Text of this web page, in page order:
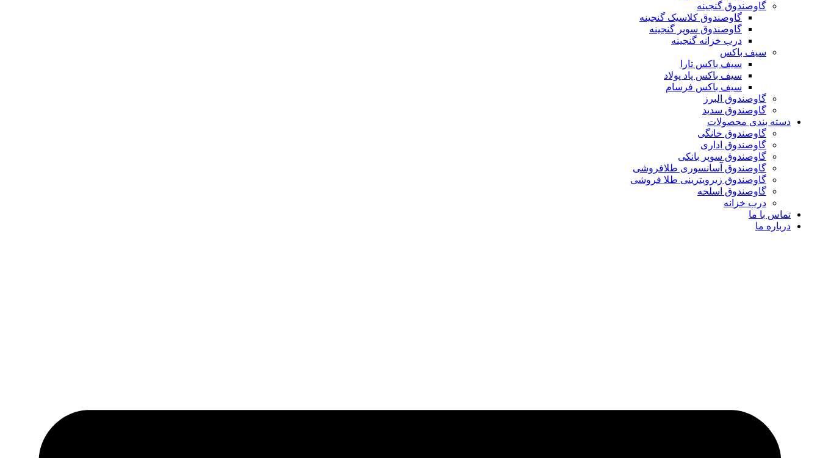
گاوصندوق گنجینه
گاوصندوق کلاسیک گنجینه
گاوصندوق سوپر گنجینه
درب خزانه گنجینه
سیف باکس
سیف باکس تارا
سیف باکس پاد پولاد
سیف باکس فرسام
گاوصندوق البرز
گاوصندوق سدید
دسته بندی محصولات
گاوصندوق خانگی
گاوصندوق اداری
گاوصندوق سوپر بانکی
گاوصندوق آسانسوری طلافروشی
گاوصندوق زیرویترینی طلا فروشی
گاوصندوق اسلحه
درب خزانه
تماس با ما
درباره ما